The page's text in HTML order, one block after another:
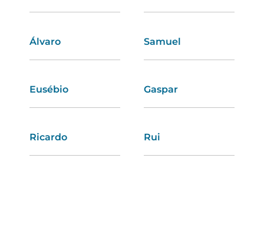
Álvaro Samuel
Eusébio Gaspar
Ricardo Rui
Romana Emília
Estefânia Liliana
Carmen Rute